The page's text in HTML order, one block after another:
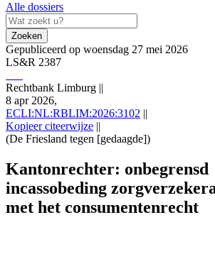
Alle dossiers
Zoeken
Gepubliceerd op woensdag 27 mei 2026
LS&R 2387
Rechtbank Limburg ||
8 apr 2026,
ECLI:NL:RBLIM:2026:3102 ||
Kopieer citeerwijze ||
(De Friesland tegen [gedaagde])
ECLI:NL:RBLIM:2026:3102 ((De Friesland
https://redactie-delex.cshark.nl/artikelen/
incassobeding-zorgverzekeraar-strijdig-met-
Kantonrechter: onbegrensd
incassobeding
met het consumentenrecht